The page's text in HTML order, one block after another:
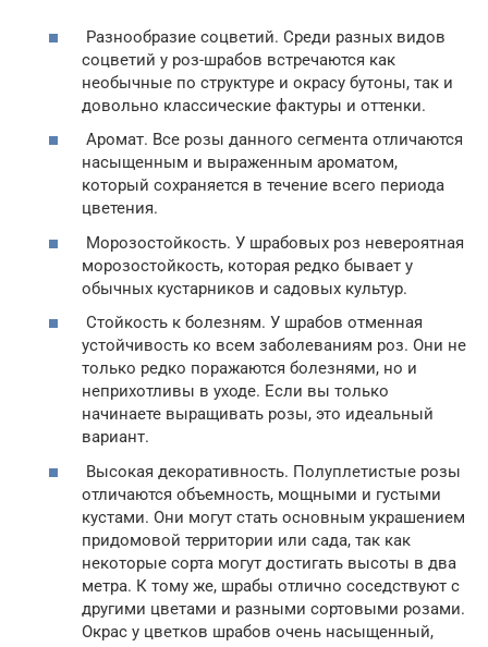
Разнообразие соцветий. Среди разных видов
соцветий у роз-шрабов встречаются как
необычные по структуре и окрасу бутоны, так и
довольно классические фактуры и оттенки.
Аромат. Все розы данного сегмента отличаются
насыщенным и выраженным ароматом,
который сохраняется в течение всего периода
цветения.
Морозостойкость. У шрабовых роз невероятная
морозостойкость, которая редко бывает у
обычных кустарников и садовых культур.
Стойкость к болезням. У шрабов отменная
устойчивость ко всем заболеваниям роз. Они не
только редко поражаются болезнями, но и
неприхотливы в уходе. Если вы только
начинаете выращивать розы, это идеальный
вариант.
Высокая декоративность. Полуплетистые розы
отличаются объемность, мощными и густыми
кустами. Они могут стать основным украшением
придомовой территории или сада, так как
некоторые сорта могут достигать высоты в два
метра. К тому же, шрабы отлично соседствуют с
другими цветами и разными сортовыми розами.
Окрас у цветков шрабов очень насыщенный,